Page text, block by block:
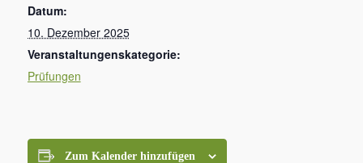
Datum:
10. Dezember 2025
Veranstaltungenskategorie:
Prüfungen
Zum Kalender hinzufügen